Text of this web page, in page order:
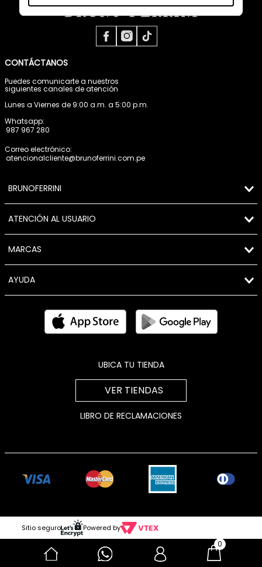
0
CONTÁCTANOS
Puedes comunicarte a nuestros
siguientes canales de atención
Lunes a Viernes de 9:00 a.m. a 5:00 p.m.
Whatsapp:
987 967 280
Correo electrónico:
atencionalcliente@brunoferrini.com.pe
BRUNOFERRINI
ATENCIÓN AL USUARIO
MARCAS
AYUDA
UBICA TU TIENDA
VER TIENDAS
LIBRO DE RECLAMACIONES
Sitio seguro Powered by